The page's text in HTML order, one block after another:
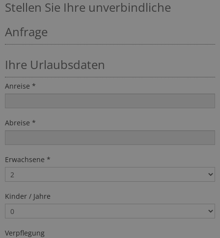
Stellen Sie Ihre unverbindliche
Anfrage
Ihre Urlaubsdaten
Anreise *
Abreise *
Erwachsene *
Kinder / Jahre
Verpflegung